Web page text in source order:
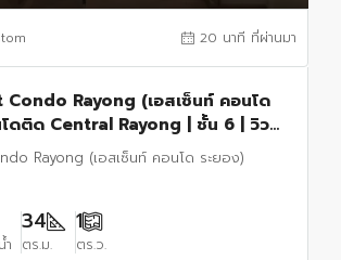
20 นาที ที่ผ่านมา
Condo Rayong (เอสเซ็นท์ คอนโด
ดติด Central Rayong | ชั้น 6 | วิว
Rayong (เอสเซ็นท์ คอนโด ระยอง)
ำ
34
ตร.ม.
1
ตร.ว.